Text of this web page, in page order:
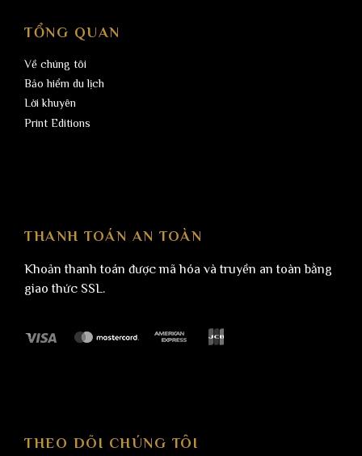
TỔNG QUAN
Về chúng tôi
Bảo hiểm du lịch
Lời khuyên
Print Editions
THANH TOÁN AN TOÀN
Khoản thanh toán được mã hóa và truyền an toàn bằng
giao thức SSL.
THEO DÕI CHÚNG TÔI